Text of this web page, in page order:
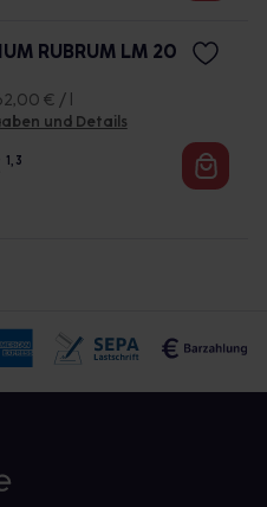
RUBRUM LM 20
€ / l
und Details
1, 3